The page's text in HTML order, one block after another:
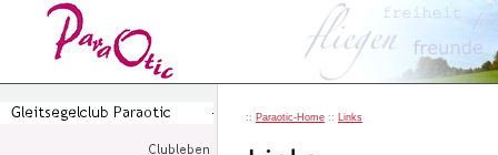
:: Paraotic-Home :: Links